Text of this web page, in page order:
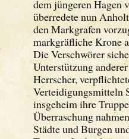
dem jüngeren Hagen
überredete nun
den Markgrafen
markgräfliche Krone
Die Verschwörer
Unterstützung
Herrscher,
Verteidigungsmitteln
insgeheim ihre
Überraschung
Städte und Burgen